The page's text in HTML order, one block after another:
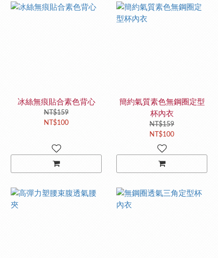
冰絲無痕貼合素色背心
NT$159
NT$100
簡約氣質素色無鋼圈定型
杯內衣
NT$159
NT$100